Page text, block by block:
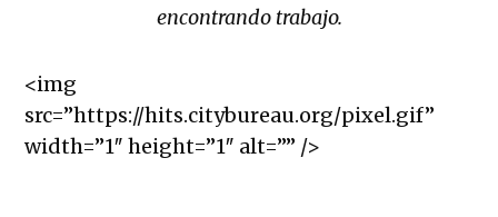
encontrando trabajo.
<img
src=”https://hits.citybureau.org/pixel.gif”
width=”1″ height=”1″ alt=”” />